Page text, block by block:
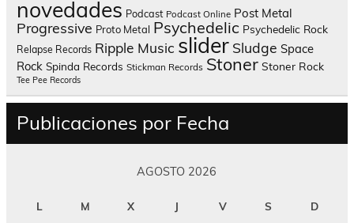
novedades Podcast Podcast Online Post Metal
Progressive Proto Metal Psychedelic Psychedelic Rock
Relapse Records Ripple Music slider Sludge Space
Rock Spinda Records Stickman Records Stoner Stoner Rock
Tee Pee Records
Publicaciones por Fecha
AGOSTO 2026
L M X J V S D